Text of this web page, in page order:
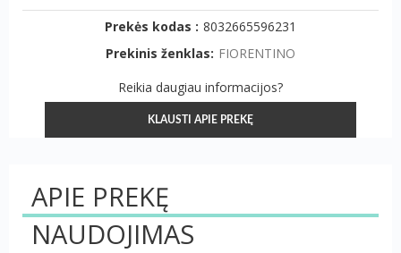
Prekės kodas : 8032665596231
Prekinis ženklas: FIORENTINO
Reikia daugiau informacijos?
KLAUSTI APIE PREKĘ
APIE PREKĘ
NAUDOJIMAS